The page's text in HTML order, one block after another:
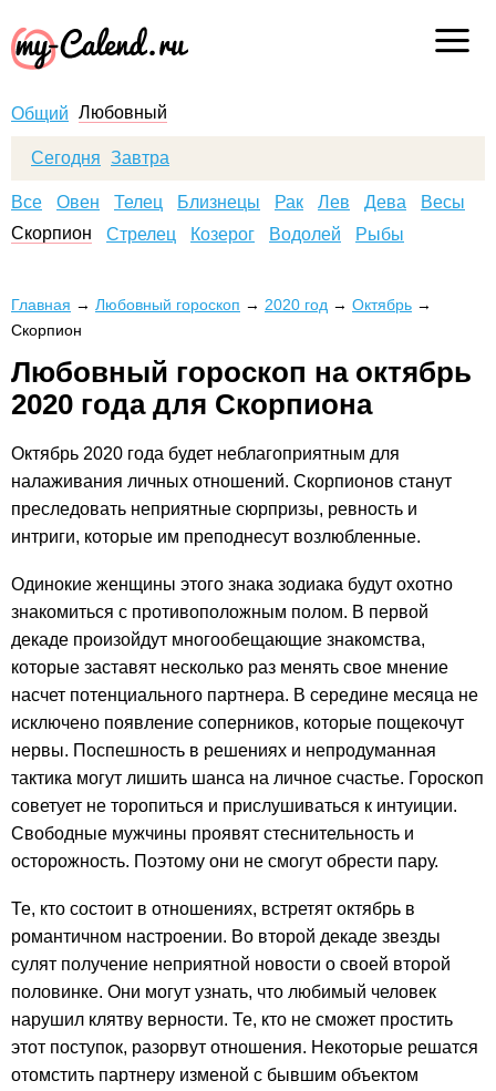
Общий Любовный
Сегодня Завтра
Все Овен Телец Близнецы Рак Лев Дева
Весы
Скорпион
Стрелец Козерог Водолей Рыбы
Главная → Любовный гороскоп → 2020 год → Октябрь →
Скорпион
Любовный гороскоп на октябрь
2020 года для Скорпиона
Октябрь 2020 года будет неблагоприятным для
налаживания личных отношений. Скорпионов станут
преследовать неприятные сюрпризы, ревность и
интриги, которые им преподнесут возлюбленные.
Одинокие женщины этого знака зодиака будут охотно
знакомиться с противоположным полом. В первой
декаде произойдут многообещающие знакомства,
которые заставят несколько раз менять свое мнение
насчет потенциального партнера. В середине месяца не
исключено появление соперников, которые пощекочут
нервы. Поспешность в решениях и непродуманная
тактика могут лишить шанса на личное счастье. Гороскоп
советует не торопиться и прислушиваться к интуиции.
Свободные мужчины проявят стеснительность и
осторожность. Поэтому они не смогут обрести пару.
Те, кто состоит в отношениях, встретят октябрь в
романтичном настроении. Во второй декаде звезды
сулят получение неприятной новости о своей второй
половинке. Они могут узнать, что любимый человек
нарушил клятву верности. Те, кто не сможет простить
этот поступок, разорвут отношения. Некоторые решатся
отомстить партнеру изменой с бывшим объектом